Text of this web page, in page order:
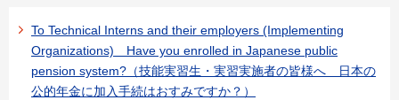
To Technical Interns and their employers (Implementing
Organizations) Have you enrolled in Japanese public
pension system?（技能実習生・実習実施者の皆様へ 日本の
公的年金に加入手続はおすみですか？）